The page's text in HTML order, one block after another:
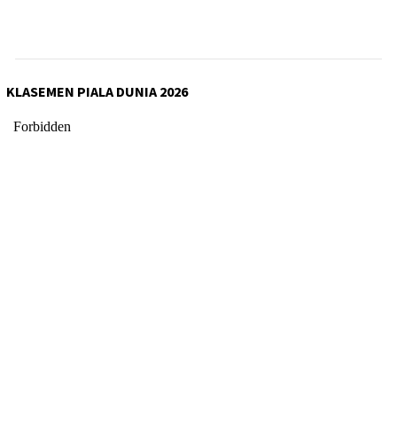
KLASEMEN PIALA DUNIA 2026